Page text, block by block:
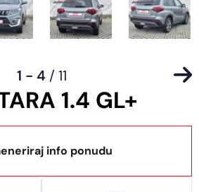
1.4 GL+
1 - 4 / 11
info ponudu